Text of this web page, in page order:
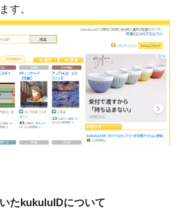
す。
たkukuluIDについて